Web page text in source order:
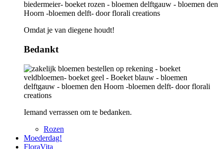
Omdat je van diegene houdt!
Bedankt
Iemand verrassen om te bedanken.
Rozen
Moederdag!
FloraVita